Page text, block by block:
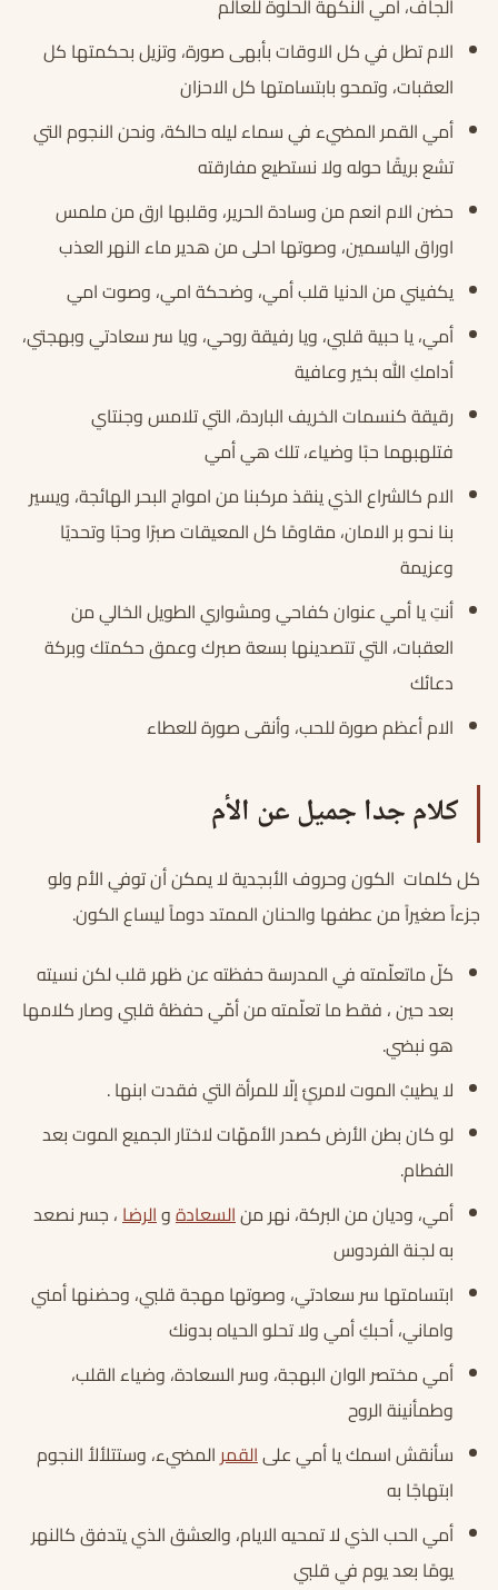
الجاف، امي النكهة الحلوة للعالم
الام تطل في كل الاوقات بأبهى صورة، وتزيل بحكمتها كل
العقبات، وتمحو بابتسامتها كل الاحزان
أمي القمر المضيء في سماء ليله حالكة، ونحن النجوم التي
تشع بريقًا حوله ولا نستطيع مفارقته
حضن الام انعم من وسادة الحرير، وقلبها ارق من ملمس
اوراق الياسمين، وصوتها احلى من هدير ماء النهر العذب
يكفيني من الدنيا قلب أمي، وضحكة امي، وصوت امي
أمي، يا حبية قلبي، ويا رفيقة روحي، ويا سر سعادتي وبهجتي،
أدامكِ الله بخير وعافية
رقيقة كنسمات الخريف الباردة، التي تلامس وجنتاي
فتلهبهما حبًا وضياء، تلك هي أمي
الام كالشراع الذي ينقذ مركبنا من امواج البحر الهائجة، ويسير
بنا نحو بر الامان، مقاومًا كل المعيقات صبرًا وحبًا وتحديًا
وعزيمة
أنتِ يا أمي عنوان كفاحي ومشواري الطويل الخالي من
العقبات، التي تتصدينها بسعة صبرك وعمق حكمتك وبركة
دعائك
الام أعظم صورة للحب، وأنقى صورة للعطاء
كلام جدا جميل عن الأم
كل كلمات الكون وحروف الأبجدية لا يمكن أن توفي الأم ولو
جزءاً صغيراً من عطفها والحنان الممتد دوماً ليساع الكون.
كلّ ماتعلّمته في المدرسة حفظته عن ظهر قلب لكن نسيته
بعد حين ، فقط ما تعلّمته من أمّي حفظهُ قلبي وصار كلامها
هو نبضي.
لا يطيبُ الموت لامرئٍ إلّا للمرأة التي فقدت ابنها .
لو كان بطن الأرض كصدر الأمهّات لاختار الجميع الموت بعد
الفطام.
أمي، وديان من البركة، نهر منالسعادةوالرضا، جسر نصعد
به لجنة الفردوس
ابتسامتها سر سعادتي، وصوتها مهجة قلبي، وحضنها أمني
واماني، أحبكِ أمي ولا تحلو الحياه بدونك
أمي مختصر الوان البهجة، وسر السعادة، وضياء القلب،
وطمأنينة الروح
سأنقش اسمك يا أمي علىالقمرالمضيء، وستتلألأ النجوم
ابتهاجًا به
أمي الحب الذي لا تمحيه الايام، والعشق الذي يتدفق كالنهر
يومًا بعد يوم في قلبي